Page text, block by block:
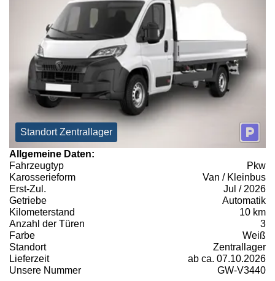
Standort Zentrallager
Allgemeine Daten:
Fahrzeugtyp
Pkw
Karosserieform
Van / Kleinbus
Erst-Zul.
Jul / 2026
Getriebe
Automatik
Kilometerstand
10 km
Anzahl der Türen
3
Farbe
Weiß
Standort
Zentrallager
Lieferzeit
ab ca. 07.10.2026
Unsere Nummer
GW-V3440